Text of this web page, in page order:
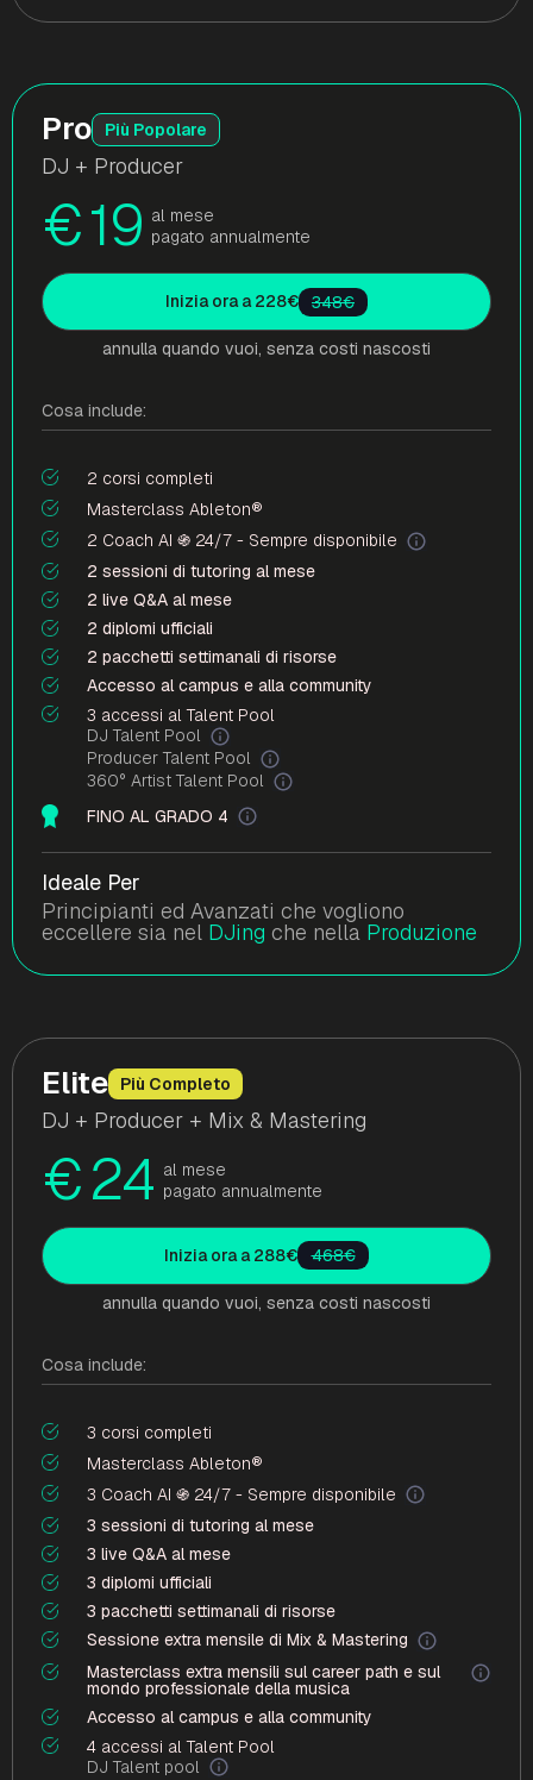
Pro Più Popolare
DJ + Producer
€19 al mese
pagato annualmente
Inizia ora a 228€ 348€
annulla quando vuoi, senza costi nascosti
Cosa include:
2 corsi completi
Masterclass Ableton®
2 Coach AI ֍ 24/7 - Sempre disponibile
2 sessioni di tutoring al mese
2 live Q&A al mese
2 diplomi ufficiali
2 pacchetti settimanali di risorse
Accesso al campus e alla community
3 accessi al Talent Pool
DJ Talent Pool
Producer Talent Pool
360° Artist Talent Pool
FINO AL GRADO 4
Ideale Per
Principianti ed Avanzati che vogliono
eccellere sia nel DJing che nella Produzione
Elite Più Completo
DJ + Producer + Mix & Mastering
€24 al mese
pagato annualmente
Inizia ora a 288€ 468€
annulla quando vuoi, senza costi nascosti
Cosa include:
3 corsi completi
Masterclass Ableton®
3 Coach AI ֍ 24/7 - Sempre disponibile
3 sessioni di tutoring al mese
3 live Q&A al mese
3 diplomi ufficiali
3 pacchetti settimanali di risorse
Sessione extra mensile di Mix & Mastering
Masterclass extra mensili sul career path e sul
mondo professionale della musica
Accesso al campus e alla community
4 accessi al Talent Pool
DJ Talent pool